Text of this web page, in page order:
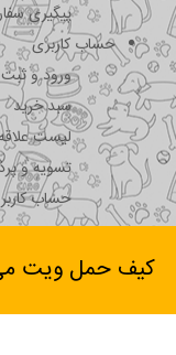
پیگیری
حساب کاربری
ورود و ثبت
سبد خرید
لیست
تسویه و
حساب
کیف حمل ویت